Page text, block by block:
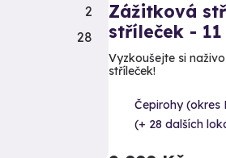
Zážitková
stříleček -
Vyzkoušejte si
stříleček!
Čepirohy (okres
(+ 28 dalších
2
28